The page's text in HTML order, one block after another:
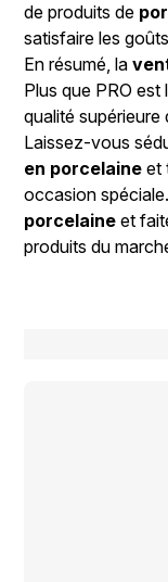
de produits de
satisfaire les
En résumé, la
Plus que PRO
qualité supérieure
Laissez-vous
en porcelaine et
occasion
porcelaine et
produits du